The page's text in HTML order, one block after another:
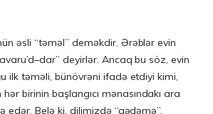
ilk təməli, bünövrəni ifadə etdiyi kimi,
birinin başlangıcı mənasındakı ara
Belə ki, dilimizdə “qədəmə”,